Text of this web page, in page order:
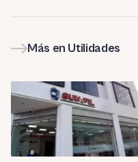
Más en Utilidades